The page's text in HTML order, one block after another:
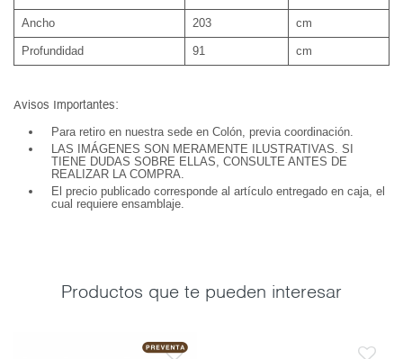
Ancho 203 cm
Profundidad 91 cm
Avisos Importantes:
Para retiro en nuestra sede en Colón, previa coordinación.
LAS IMÁGENES SON MERAMENTE ILUSTRATIVAS. SI
TIENE DUDAS SOBRE ELLAS, CONSULTE ANTES DE
REALIZAR LA COMPRA.
El precio publicado corresponde al artículo entregado en caja, el
cual requiere ensamblaje.
Productos que te pueden interesar